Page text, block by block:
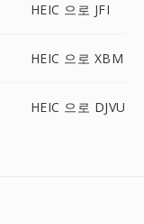
HEIC 으로 JFI
HEIC 으로 XBM
HEIC 으로 DJVU